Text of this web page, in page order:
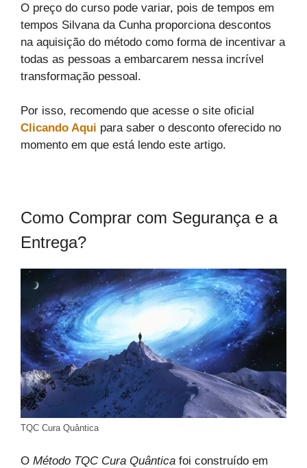
O preço do curso pode variar, pois de tempos em
tempos Silvana da Cunha proporciona descontos
na aquisição do método como forma de incentivar a
todas as pessoas a embarcarem nessa incrível
transformação pessoal.
Por isso, recomendo que acesse o site oficial
Clicando Aqui para saber o desconto oferecido no
momento em que está lendo este artigo.
Como Comprar com Segurança e a
Entrega?
TQC Cura Quântica
O Método TQC Cura Quântica foi construído em